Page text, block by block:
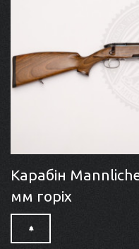
Карабін
мм горіх